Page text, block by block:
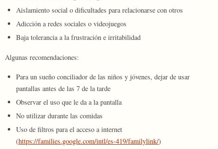
Aislamiento social o dificultades para relacionarse con otros
Adicción a redes sociales o videojuegos
Baja tolerancia a la frustración e irritabilidad
Algunas recomendaciones:
Para un sueño conciliador de las niños y jóvenes, dejar de usar
pantallas antes de las 7 de la tarde
Observar el uso que le da a la pantalla
No utilizar durante las comidas
Uso de filtros para el acceso a internet
(https://families.google.com/intl/es-419/familylink/)